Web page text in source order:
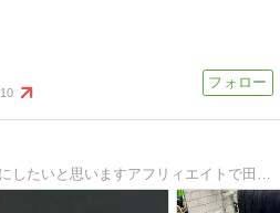
10
さまざまなふれあい大切にしたいと思いますアフリィエイトで田舎暮らし目指しています